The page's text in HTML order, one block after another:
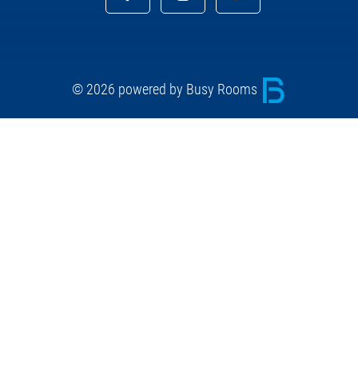
© 2026 powered by Busy Rooms